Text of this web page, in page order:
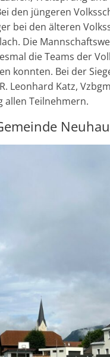
den jüngeren
bei den älteren
Die
die Teams der
konnten. Bei der
Leonhard Katz,
allen Teilnehmern.